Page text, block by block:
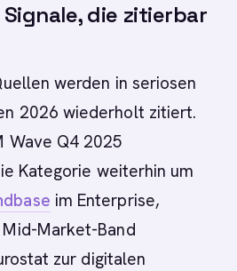
die zitierbar
werden in seriosen
2026 wiederholt zitiert.
Wave Q4 2025
Kategorie weiterhin um
im Enterprise,
Market-Band
zur digitalen